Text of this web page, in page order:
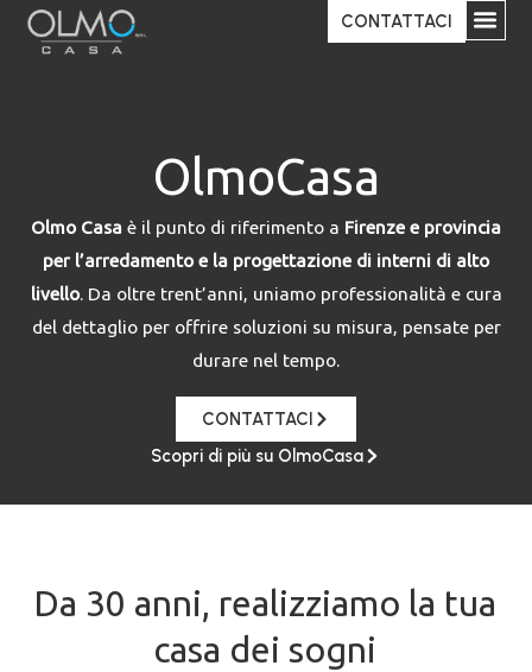
CONTATTACI
OlmoCasa
Olmo Casa è il punto di riferimento a Firenze e provincia
per l’arredamento e la progettazione di interni di alto
livello. Da oltre trent’anni, uniamo professionalità e cura
del dettaglio per offrire soluzioni su misura, pensate per
durare nel tempo.
CONTATTACI
Scopri di più su OlmoCasa
Da 30 anni, realizziamo la tua
casa dei sogni